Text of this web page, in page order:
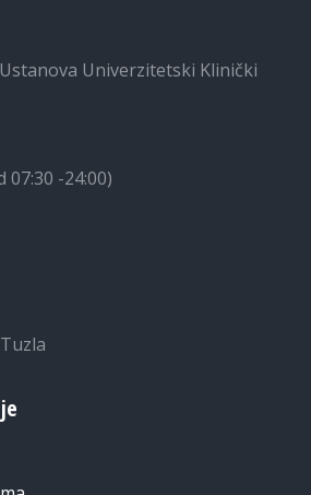
Univerzitetski Klinički
07:30 -24:00)